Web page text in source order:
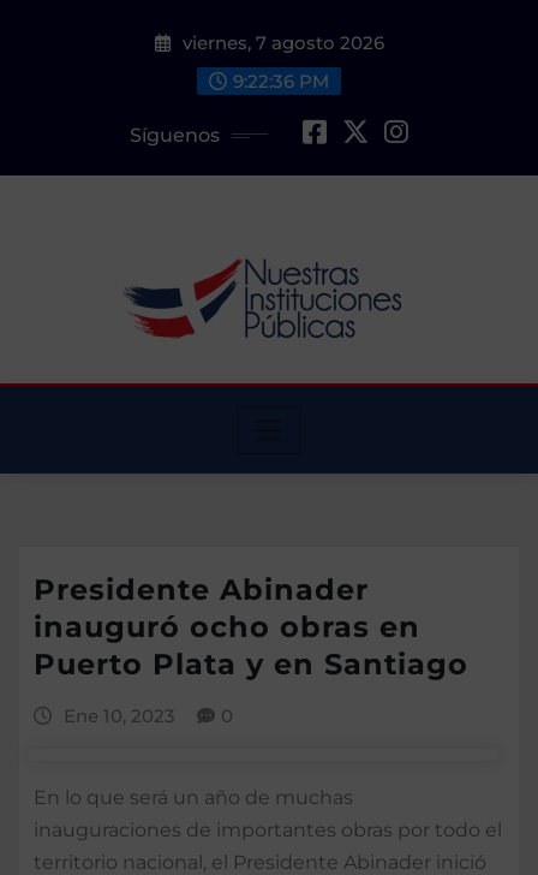
viernes, 7 agosto 2026
9:22:37 PM
Síguenos
Presidente Abinader
inauguró ocho obras en
Puerto Plata y en Santiago
Ene 10, 2023 0
En lo que será un año de muchas
inauguraciones de importantes obras por todo el
territorio nacional, el Presidente Abinader inició